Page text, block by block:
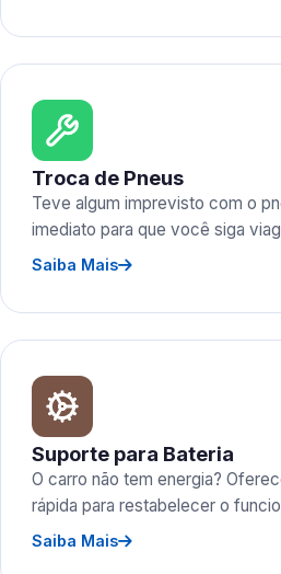
Troca de Pneus
Teve algum imprevisto com o
imediato para que você siga
Saiba Mais
Suporte para Bateria
O carro não tem energia?
rápida para restabelecer o
Saiba Mais